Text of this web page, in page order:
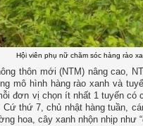
Hội viên phụ nữ chăm sóc hàng rào
thôn mới (NTM) nâng cao,
mô hình hàng rào xanh và
đơn vị chọn ít nhất 1 tuyến có
thứ 7, chủ nhật hàng tuần,
hoa, cây xanh nhộn nhịp như